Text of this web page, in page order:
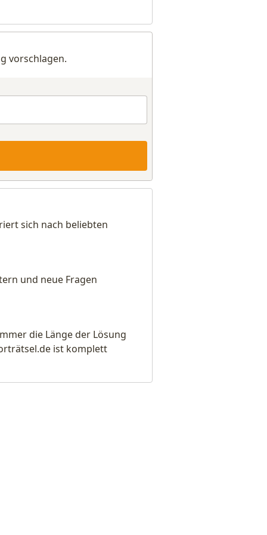
vorschlagen.
sich nach beliebten
und neue Fragen
die Länge der Lösung
ist komplett